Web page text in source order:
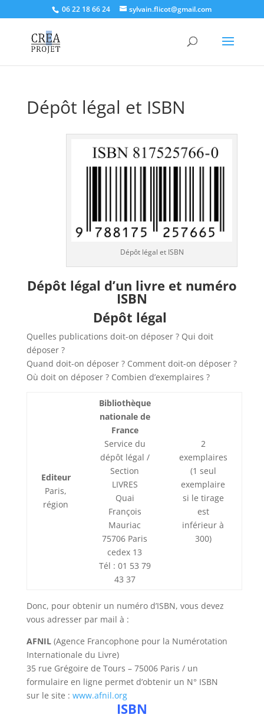
06 22 18 66 24 sylvain.flicot@gmail.com
Dépôt légal et ISBN
Dépôt légal et ISBN
Dépôt légal d’un livre et numéro
ISBN
Dépôt légal
Quelles publications doit-on déposer ? Qui doit
déposer ?
Quand doit-on déposer ? Comment doit-on déposer ?
Où doit on déposer ? Combien d’exemplaires ?
Editeur
Paris,
région
Bibliothèque
nationale de
France
Service du
dépôt légal /
Section
LIVRES
Quai
François
Mauriac
75706 Paris
cedex 13
Tél : 01 53 79
43 37
2
exemplaires
(1 seul
exemplaire
si le tirage
est
inférieur à
300)
Donc, pour obtenir un numéro d’ISBN, vous devez
vous adresser par mail à :
AFNIL(Agence Francophone pour la Numérotation
Internationale du Livre)
35 rue Grégoire de Tours – 75006 Paris / un
formulaire en ligne permet d’obtenir un N° ISBN
sur le site : www.afnil.org
ISBN